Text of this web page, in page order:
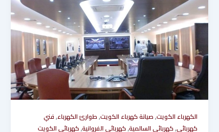
الكهرباء الكويت,صيانة كهرباء الكويت,طوارئ الكهرباء,فني
كهربائي,كهربائي السالمية,كهربائي الفروانية,كهربائي الكويت